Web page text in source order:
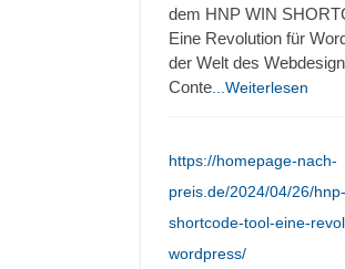
dem HNP WIN
Eine Revolution für
der Welt des
Conte ...Weiterlesen
https://homepage-nach-
preis.de/2024/04/26/
shortcode-tool-eine-
wordpress/